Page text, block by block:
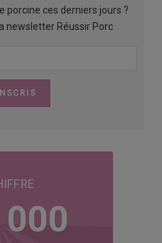
porcine ces derniers jours ?
newsletter Réussir Porc